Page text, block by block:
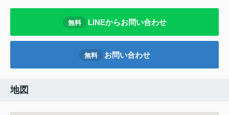
無料 LINEからお問い合わせ
無料 お問い合わせ
地図